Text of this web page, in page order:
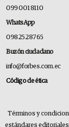
099 001 8110
WhatsApp
0982528765
Buzón ciudadano
info@forbes.com.ec
Código de ética
Términos y
estándares editoriales